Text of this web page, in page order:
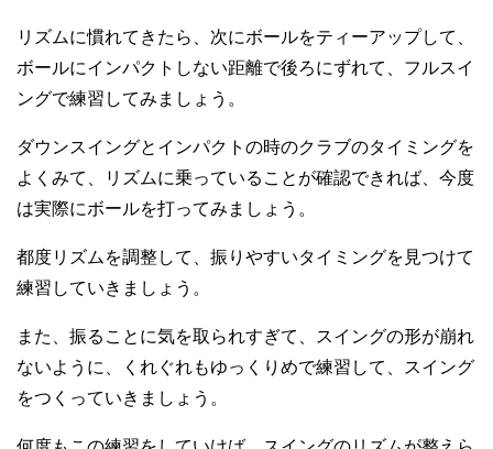
リズムに慣れてきたら、次にボールをティーアップして、
ボールにインパクトしない距離で後ろにずれて、フルスイ
ングで練習してみましょう。
ダウンスイングとインパクトの時のクラブのタイミングを
よくみて、リズムに乗っていることが確認できれば、今度
は実際にボールを打ってみましょう。
都度リズムを調整して、振りやすいタイミングを見つけて
練習していきましょう。
また、振ることに気を取られすぎて、スイングの形が崩れ
ないように、くれぐれもゆっくりめで練習して、スイング
をつくっていきましょう。